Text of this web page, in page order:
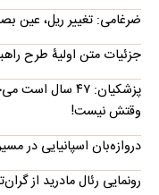
ضرغامی: تغییر ریل،
جزئیات متن اولیۀ طرح
پزشکیان: ۴۷
وقتش نیست!
دروازه‌بان اسپانیایی در
رونمایی رئال مادرید از